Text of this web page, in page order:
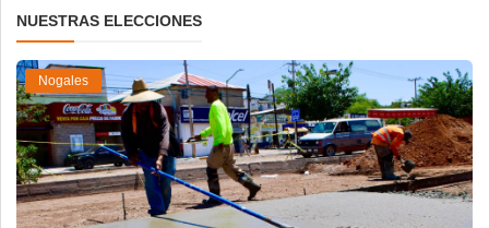
NUESTRAS ELECCIONES
Nogales